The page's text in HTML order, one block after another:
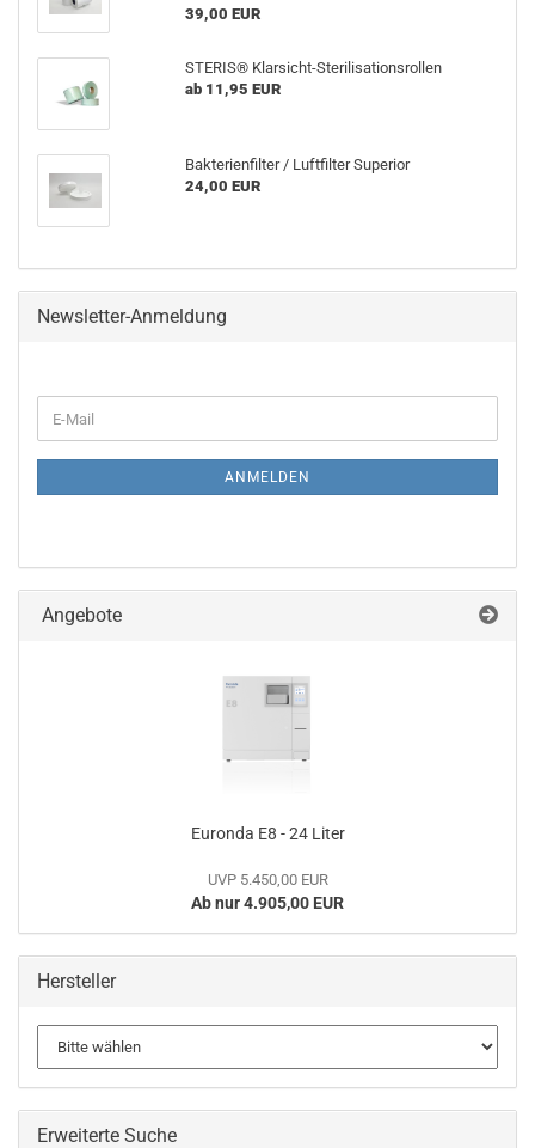
39,00 EUR
STE­RIS® Klarsicht-​Sterilisationsrollen
ab 11,95 EUR
Bak­te­ri­en­fil­ter / Luft­fil­ter Su­pe­ri­or
24,00 EUR
Newsletter-Anmeldung
ZUR
E-
Mail
ANMELDEN
Angebote
Eu­ron­da E8 - 24 Liter
UVP 5.450,00 EUR
Ab nur 4.905,00 EUR
Hersteller
Erweiterte Suche